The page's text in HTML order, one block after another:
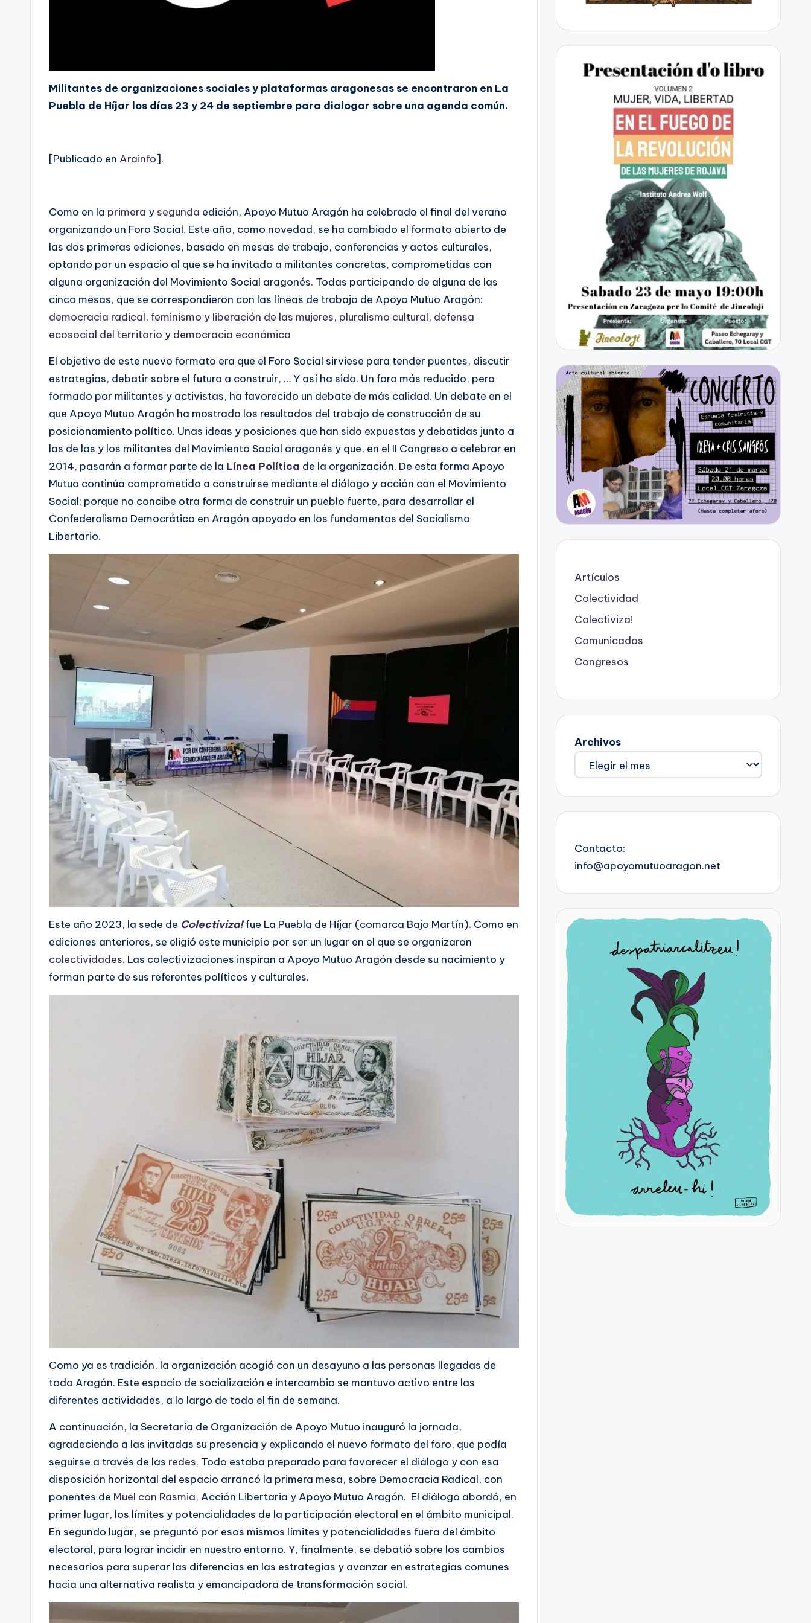
Militantes de organizaciones sociales y plataformas aragonesas se encontraron en La
Puebla de Híjar los días 23 y 24 de septiembre para dialogar sobre una agenda común.
[Publicado en Arainfo].
Como en la primera y segunda edición, Apoyo Mutuo Aragón ha celebrado el final del verano
organizando un Foro Social. Este año, como novedad, se ha cambiado el formato abierto de
las dos primeras ediciones, basado en mesas de trabajo, conferencias y actos culturales,
optando por un espacio al que se ha invitado a militantes concretas, comprometidas con
alguna organización del Movimiento Social aragonés. Todas participando de alguna de las
cinco mesas, que se correspondieron con las líneas de trabajo de Apoyo Mutuo Aragón:
democracia radical, feminismo y liberación de las mujeres, pluralismo cultural, defensa
ecosocial del territorio y democracia económica
El objetivo de este nuevo formato era que el Foro Social sirviese para tender puentes, discutir
estrategias, debatir sobre el futuro a construir, … Y así ha sido. Un foro más reducido, pero
formado por militantes y activistas, ha favorecido un debate de más calidad. Un debate en el
que Apoyo Mutuo Aragón ha mostrado los resultados del trabajo de construcción de su
posicionamiento político. Unas ideas y posiciones que han sido expuestas y debatidas junto a
las de las y los militantes del Movimiento Social aragonés y que, en el II Congreso a celebrar en
2014, pasarán a formar parte de la Línea Política de la organización. De esta forma Apoyo
Mutuo continúa comprometido a construirse mediante el diálogo y acción con el Movimiento
Social; porque no concibe otra forma de construir un pueblo fuerte, para desarrollar el
Confederalismo Democrático en Aragón apoyado en los fundamentos del Socialismo
Libertario.
Este año 2023, la sede de Colectiviza!fue La Puebla de Híjar (comarca Bajo Martín). Como en
ediciones anteriores, se eligió este municipio por ser un lugar en el que se organizaron
colectividades. Las colectivizaciones inspiran a Apoyo Mutuo Aragón desde su nacimiento y
forman parte de sus referentes políticos y culturales.
Como ya es tradición, la organización acogió con un desayuno a las personas llegadas de
todo Aragón. Este espacio de socialización e intercambio se mantuvo activo entre las
diferentes actividades, a lo largo de todo el fin de semana.
A continuación, la Secretaría de Organización de Apoyo Mutuo inauguró la jornada,
agradeciendo a las invitadas su presencia y explicando el nuevo formato del foro, que podía
seguirse a través de las redes. Todo estaba preparado para favorecer el diálogo y con esa
disposición horizontal del espacio arrancó la primera mesa, sobre Democracia Radical, con
ponentes de Muel con Rasmia, Acción Libertaria y Apoyo Mutuo Aragón. El diálogo abordó, en
primer lugar, los límites y potencialidades de la participación electoral en el ámbito municipal.
En segundo lugar, se preguntó por esos mismos límites y potencialidades fuera del ámbito
electoral, para lograr incidir en nuestro entorno. Y, finalmente, se debatió sobre los cambios
necesarios para superar las diferencias en las estrategias y avanzar en estrategias comunes
hacia una alternativa realista y emancipadora de transformación social.
Artículos
Colectividad
Colectiviza!
Comunicados
Congresos
Archivos
Contacto:
info@apoyomutuoaragon.net